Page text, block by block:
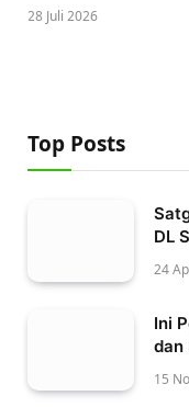
28 Juli 2026
Top Posts
DL
24
Ini
dan
15